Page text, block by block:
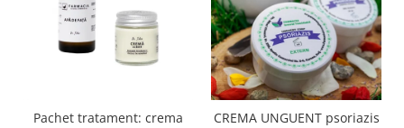
Pachet tratament: crema
CREMA UNGUENT psoriazis